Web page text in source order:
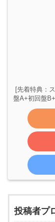
[先着特典：
盤A+初回盤
投稿者プ